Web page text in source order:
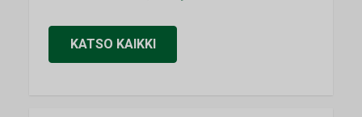
KATSO KAIKKI